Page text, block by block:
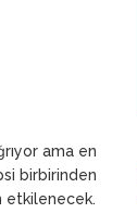
ama en
birbirinden
etkilenecek.